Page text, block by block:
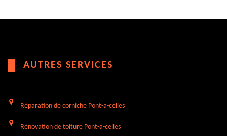
AUTRES SERVICES
Réparation de corniche Pont-a-celles
Rénovation de toiture Pont-a-celles